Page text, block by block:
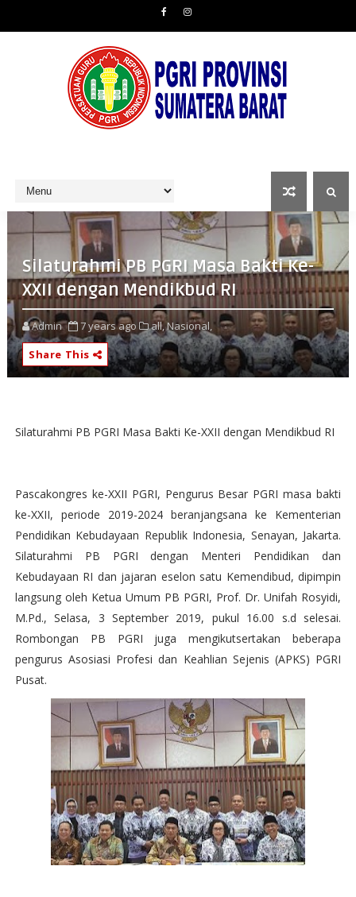
Silaturahmi PB PGRI Masa Bakti Ke-
XXII dengan Mendikbud RI
Admin 7 years ago all,Nasional,
Share This
Silaturahmi PB PGRI Masa Bakti Ke-XXII dengan Mendikbud RI
Pascakongres ke-XXII PGRI, Pengurus Besar PGRI masa bakti
ke-XXII, periode 2019-2024 beranjangsana ke Kementerian
Pendidikan Kebudayaan Republik Indonesia, Senayan, Jakarta.
Silaturahmi PB PGRI dengan Menteri Pendidikan dan
Kebudayaan RI dan jajaran eselon satu Kemendibud, dipimpin
langsung oleh Ketua Umum PB PGRI, Prof. Dr. Unifah Rosyidi,
M.Pd., Selasa, 3 September 2019, pukul 16.00 s.d selesai.
Rombongan PB PGRI juga mengikutsertakan beberapa
pengurus Asosiasi Profesi dan Keahlian Sejenis (APKS) PGRI
Pusat.